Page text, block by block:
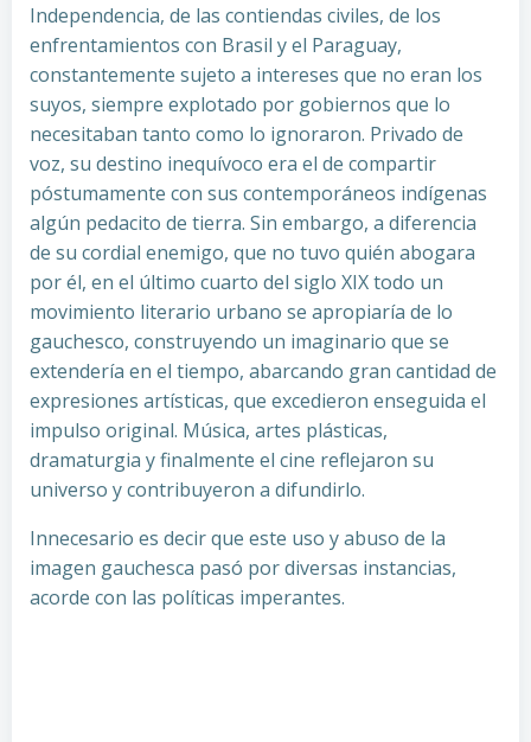
Independencia, de las contiendas civiles, de los
enfrentamientos con Brasil y el Paraguay,
constantemente sujeto a intereses que no eran los
suyos, siempre explotado por gobiernos que lo
necesitaban tanto como lo ignoraron. Privado de
voz, su destino inequívoco era el de compartir
póstumamente con sus contemporáneos indígenas
algún pedacito de tierra. Sin embargo, a diferencia
de su cordial enemigo, que no tuvo quién abogara
por él, en el último cuarto del siglo XIX todo un
movimiento literario urbano se apropiaría de lo
gauchesco, construyendo un imaginario que se
extendería en el tiempo, abarcando gran cantidad de
expresiones artísticas, que excedieron enseguida el
impulso original. Música, artes plásticas,
dramaturgia y finalmente el cine reflejaron su
universo y contribuyeron a difundirlo.
Innecesario es decir que este uso y abuso de la
imagen gauchesca pasó por diversas instancias,
acorde con las políticas imperantes.